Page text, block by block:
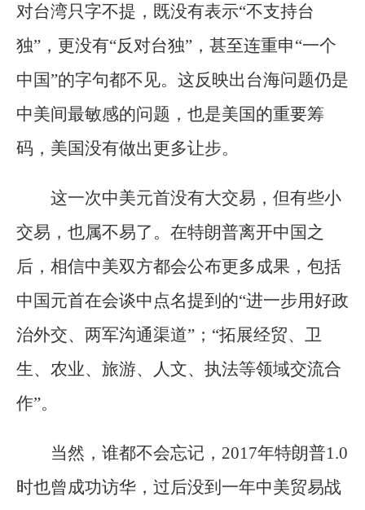
对台湾只字不提，既没有表示“不支持台
独”，更没有“反对台独”，甚至连重申“一个
中国”的字句都不见。这反映出台海问题仍是
中美间最敏感的问题，也是美国的重要筹
码，美国没有做出更多让步。
这一次中美元首没有大交易，但有些小
交易，也属不易了。在特朗普离开中国之
后，相信中美双方都会公布更多成果，包括
中国元首在会谈中点名提到的“进一步用好政
治外交、两军沟通渠道”；“拓展经贸、卫
生、农业、旅游、人文、执法等领域交流合
作”。
当然，谁都不会忘记，2017年特朗普1.0
时也曾成功访华，过后没到一年中美贸易战